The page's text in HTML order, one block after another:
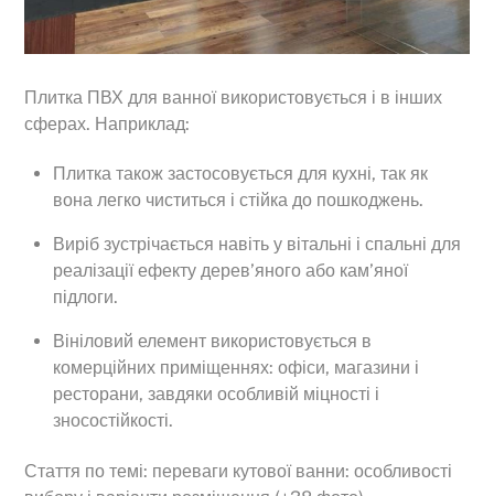
Плитка ПВХ для ванної використовується і в інших
сферах. Наприклад:
Плитка також застосовується для кухні, так як
вона легко чиститься і стійка до пошкоджень.
Виріб зустрічається навіть у вітальні і спальні для
реалізації ефекту дерев’яного або кам’яної
підлоги.
Вініловий елемент використовується в
комерційних приміщеннях: офіси, магазини і
ресторани, завдяки особливій міцності і
зносостійкості.
Стаття по темі: переваги кутової ванни: особливості